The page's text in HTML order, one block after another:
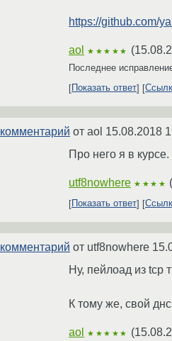
https://github.com/
aol ★★★★★ (
Последнее
Показать ответ
комментарий от aol 15.08.2018
Про него я в
utf8nowhere ★★★★ (
Показать ответ
комментарий от utf8nowhere
Ну, пейлоад из tcp
К тому же, свой
aol ★★★★★ (